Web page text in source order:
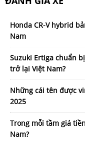
Honda CR-V hybrid
Nam
Suzuki Ertiga chuẩn
trở lại Việt Nam?
Những cái tên được
2025
Trong mỗi tầm giá
Nam?